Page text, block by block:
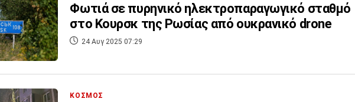
Φωτιά σε πυρηνικό ηλεκτροπαραγωγικό σταθμό
στο Κουρσκ της Ρωσίας από ουκρανικό drone
24 Αυγ 2025 07:29
ΚΟΣΜΟΣ